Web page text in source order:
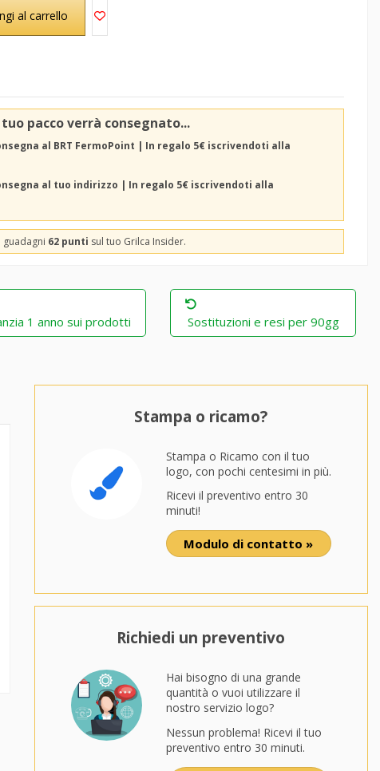
al carrello
pacco verrà consegnato...
al BRT FermoPoint | In regalo 5€ iscrivendoti alla
al tuo indirizzo | In regalo 5€ iscrivendoti alla
62 punti sul tuo Grilca Insider.
1 anno sui prodotti
Sostituzioni e resi per 90gg
Stampa o ricamo?
Stampa o Ricamo con il tuo
logo, con pochi centesimi in più.
Ricevi il preventivo entro 30
minuti!
Modulo di contatto »
Richiedi un preventivo
Hai bisogno di una grande
quantità o vuoi utilizzare il
nostro servizio logo?
Nessun problema! Ricevi il tuo
preventivo entro 30 minuti.